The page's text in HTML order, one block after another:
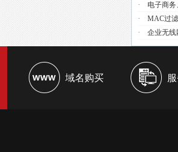
· 电子商
· MAC过
· 企业无线
域名购买